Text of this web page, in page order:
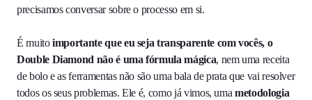
precisamos conversar sobre o processo em si.
É muitoimportante que eu seja transparente com vocês, o
Double Diamond não é uma fórmula mágica, nem uma receita
de bolo e as ferramentas não são uma bala de prata que vai resolver
todos os seus problemas. Ele é, como já vimos, umametodologia